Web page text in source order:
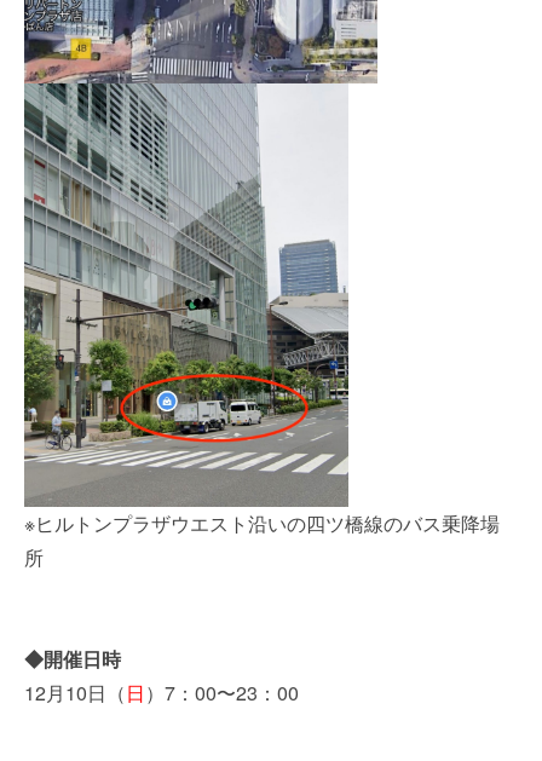
※ヒルトンプラザウエスト沿いの四ツ橋線のバス乗降場
所
◆開催日時
12月10日（日）7：00〜23：00